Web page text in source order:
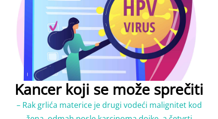
Kancer koji se može sprečiti
– Rak grlića materice je drugi vodeći malignitet kod